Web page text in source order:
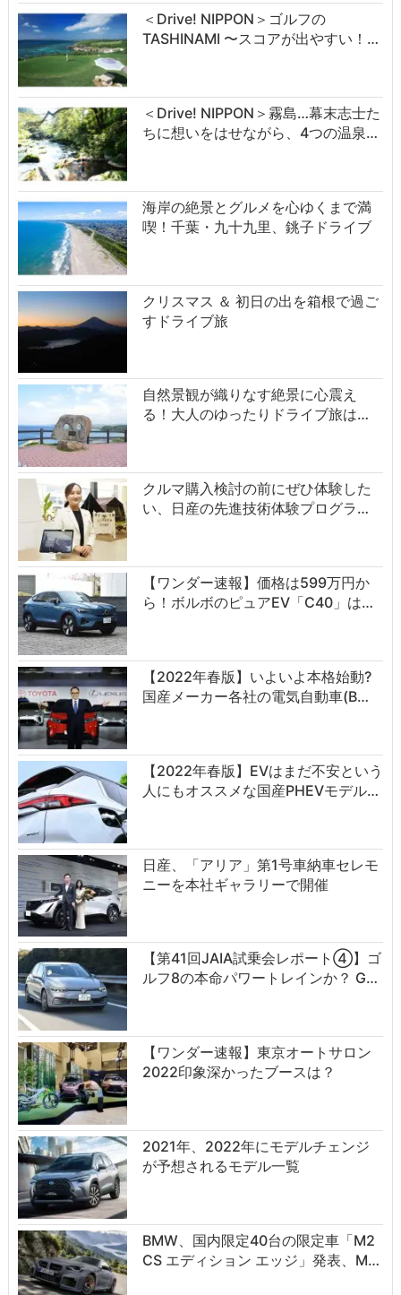
＜Drive! NIPPON＞ゴルフの
TASHINAMI 〜スコアが出やすい！…
＜Drive! NIPPON＞霧島…幕末志士た
ちに想いをはせながら、4つの温泉…
海岸の絶景とグルメを心ゆくまで満
喫！千葉・九十九里、銚子ドライブ
クリスマス ＆ 初日の出を箱根で過ご
すドライブ旅
自然景観が織りなす絶景に心震え
る！大人のゆったりドライブ旅は…
クルマ購入検討の前にぜひ体験した
い、日産の先進技術体験プログラ…
【ワンダー速報】価格は599万円か
ら！ボルボのピュアEV「C40」は…
【2022年春版】いよいよ本格始動?
国産メーカー各社の電気自動車(B…
【2022年春版】EVはまだ不安という
人にもオススメな国産PHEVモデル…
日産、「アリア」第1号車納車セレモ
ニーを本社ギャラリーで開催
【第41回JAIA試乗会レポート④】ゴ
ルフ8の本命パワートレインか？ G…
【ワンダー速報】東京オートサロン
2022印象深かったブースは？
2021年、2022年にモデルチェンジ
が予想されるモデル一覧
BMW、国内限定40台の限定車「M2
CS エディション エッジ」発表、M…